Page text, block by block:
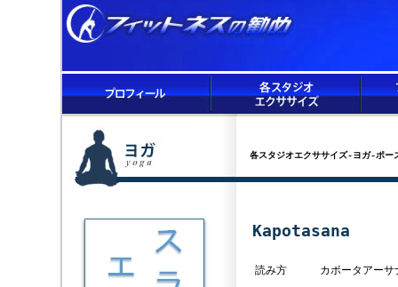
各スタジオエクササイズ-ヨガ-ポー
Kapotasana
読み方
カポータアーサ